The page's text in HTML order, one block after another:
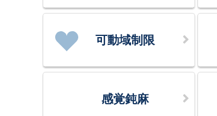
可動域制限
感覚鈍麻